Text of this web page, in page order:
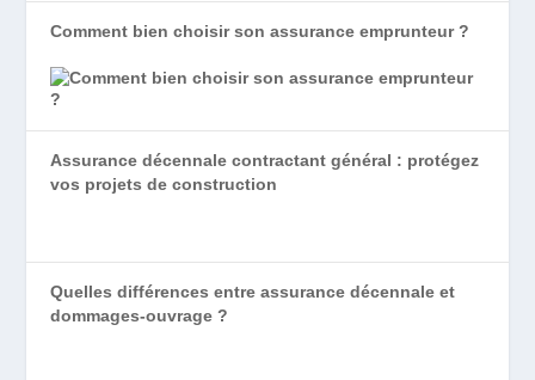
Comment bien choisir son assurance emprunteur ?
Assurance décennale contractant général : protégez
vos projets de construction
Quelles différences entre assurance décennale et
dommages-ouvrage ?